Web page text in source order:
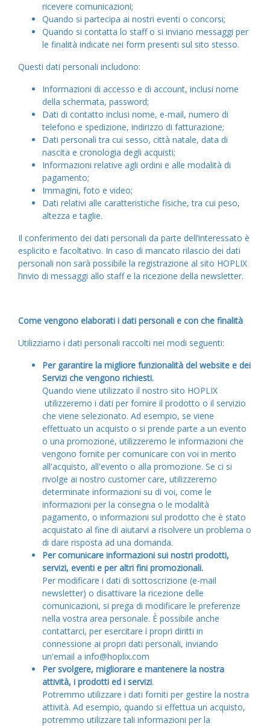
ricevere comunicazioni;
Quando si partecipa ai nostri eventi o concorsi;
Quando si contatta lo staff o si inviano messaggi per
le finalità indicate nei form presenti sul sito stesso.
Questi dati personali includono:
Informazioni di accesso e di account, inclusi nome
della schermata, password;
Dati di contatto inclusi nome, e-mail, numero di
telefono e spedizione, indirizzo di fatturazione;
Dati personali tra cui sesso, città natale, data di
nascita e cronologia degli acquisti;
Informazioni relative agli ordini e alle modalità di
pagamento;
Immagini, foto e video;
Dati relativi alle caratteristiche fisiche, tra cui peso,
altezza e taglie.
Il conferimento dei dati personali da parte dell’interessato è
esplicito e facoltativo. In caso di mancato rilascio dei dati
personali non sarà possibile la registrazione al sito HOPLIX
l’invio di messaggi allo staff e la ricezione della newsletter.
Come vengono elaborati i dati personali e con che finalità
Utilizziamo i dati personali raccolti nei modi seguenti:
Per garantire la migliore funzionalità del website e dei
Servizi che vengono richiesti.
Quando viene utilizzato il nostro sito HOPLIX
utilizzeremo i dati per fornire il prodotto o il servizio
che viene selezionato. Ad esempio, se viene
effettuato un acquisto o si prende parte a un evento
o una promozione, utilizzeremo le informazioni che
vengono fornite per comunicare con voi in merito
all'acquisto, all'evento o alla promozione. Se ci si
rivolge ai nostro customer care, utilizzeremo
determinate informazioni su di voi, come le
informazioni per la consegna o le modalità
pagamento, o informazioni sul prodotto che è stato
acquistato al fine di aiutarvi a risolvere un problema o
di dare risposta ad una domanda.
Per comunicare informazioni sui nostri prodotti,
servizi, eventi e per altri fini promozionali.
Per modificare i dati di sottoscrizione (e-mail
newsletter) o disattivare la ricezione delle
comunicazioni, si prega di modificare le preferenze
nella vostra area personale. È possibile anche
contattarci, per esercitare i propri diritti in
connessione ai propri dati personali, inviando
un'email a info@hoplix.com
Per svolgere, migliorare e mantenere la nostra
attività, i prodotti ed i servizi.
Potremmo utilizzare i dati forniti per gestire la nostra
attività. Ad esempio, quando si effettua un acquisto,
potremmo utilizzare tali informazioni per la